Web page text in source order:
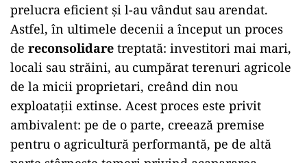
prelucra eficient și l-au vândut sau arendat.
Astfel, în ultimele decenii a început un proces
de reconsolidare treptată: investitori mai mari,
locali sau străini, au cumpărat terenuri agricole
de la micii proprietari, creând din nou
exploatații extinse. Acest proces este privit
ambivalent: pe de o parte, creează premise
pentru o agricultură performantă, pe de altă